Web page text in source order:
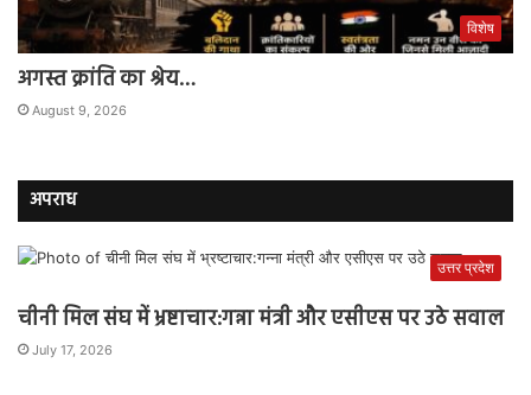
विशेष
अगस्त क्रांति का श्रेय…
August 9, 2026
अपराध
उत्तर प्रदेश
चीनी मिल संघ में भ्रष्टाचार:गन्ना मंत्री और एसीएस पर उठे सवाल
July 17, 2026